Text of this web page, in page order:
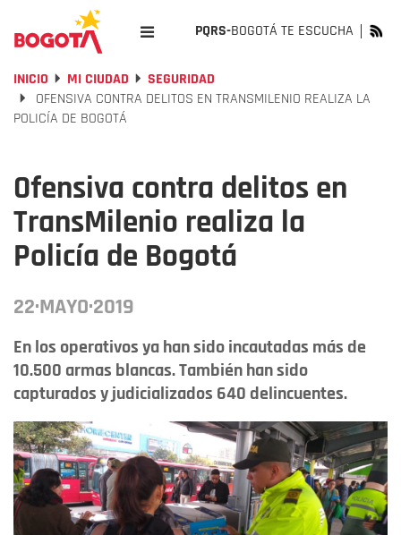
PQRS-BOGOTÁ TE ESCUCHA
INICIO MI CIUDAD
SEGURIDAD
OFENSIVA CONTRA DELITOS EN TRANSMILENIO REALIZA LA
POLICÍA DE BOGOTÁ
Ofensiva contra delitos en
TransMilenio realiza la
Policía de Bogotá
22·MAYO·2019
En los operativos ya han sido incautadas más de
10.500 armas blancas. También han sido
capturados y judicializados 640 delincuentes.